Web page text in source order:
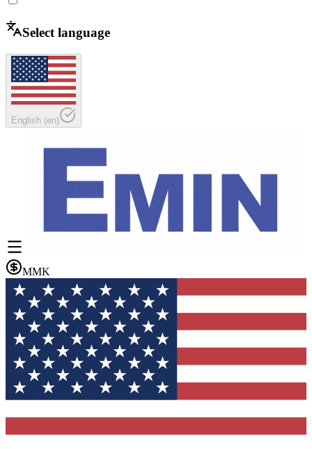
Select language
English (en)
MMK